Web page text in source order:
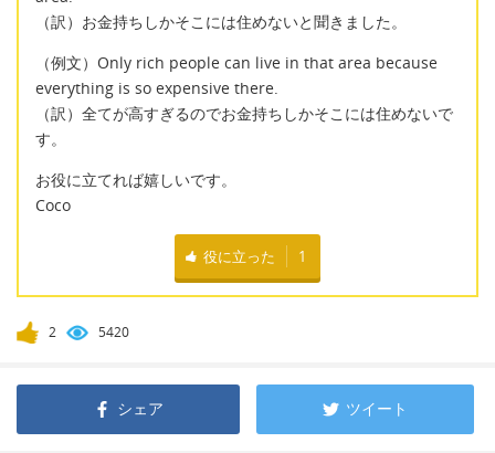
（訳）お金持ちしかそこには住めないと聞きました。
（例文）Only rich people can live in that area because
everything is so expensive there.
（訳）全てが高すぎるのでお金持ちしかそこには住めないで
す。
お役に立てれば嬉しいです。
Coco
役に立った 1
2 5420
シェア ツイート